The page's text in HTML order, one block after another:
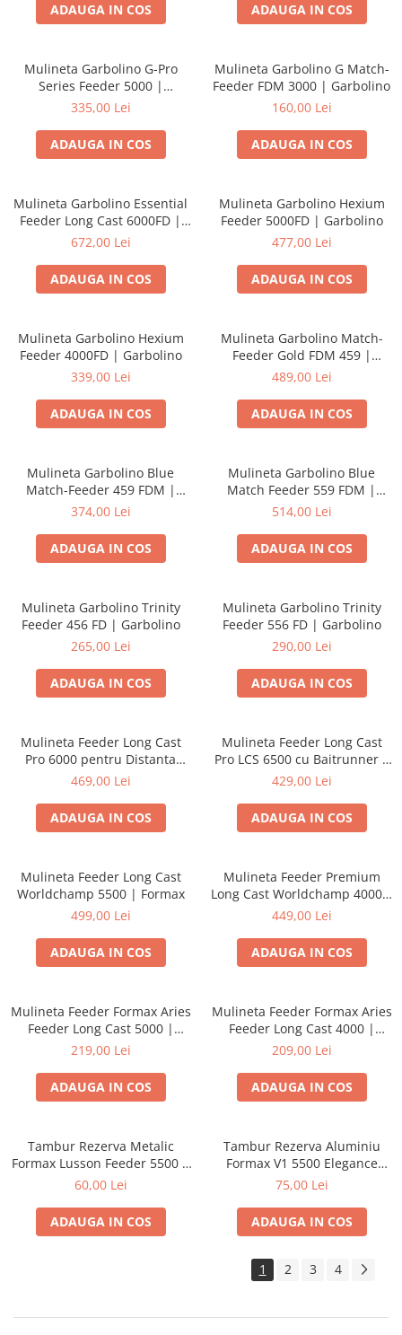
ADAUGA IN COS ADAUGA IN COS
Mulineta Garbolino G-Pro
Series Feeder 5000 |
Garbolino
335,00 Lei
ADAUGA IN COS
Mulineta Garbolino G Match-
Feeder FDM 3000 | Garbolino
160,00 Lei
ADAUGA IN COS
Mulineta Garbolino Essential
Feeder Long Cast 6000FD |
Garbolino
672,00 Lei
ADAUGA IN COS
Mulineta Garbolino Hexium
Feeder 5000FD | Garbolino
477,00 Lei
ADAUGA IN COS
Mulineta Garbolino Hexium
Feeder 4000FD | Garbolino
339,00 Lei
ADAUGA IN COS
Mulineta Garbolino Match-
Feeder Gold FDM 459 |
Garbolino
489,00 Lei
ADAUGA IN COS
Mulineta Garbolino Blue
Match-Feeder 459 FDM |
Garbolino
374,00 Lei
ADAUGA IN COS
Mulineta Garbolino Blue
Match Feeder 559 FDM |
Garbolino
514,00 Lei
ADAUGA IN COS
Mulineta Garbolino Trinity
Feeder 456 FD | Garbolino
265,00 Lei
ADAUGA IN COS
Mulineta Garbolino Trinity
Feeder 556 FD | Garbolino
290,00 Lei
ADAUGA IN COS
Mulineta Feeder Long Cast
Pro 6000 pentru Distanta
Mare |By Dome Team Feeder
469,00 Lei
ADAUGA IN COS
Mulineta Feeder Long Cast
Pro LCS 6500 cu Baitrunner |
By Dome Team Feeder
429,00 Lei
ADAUGA IN COS
Mulineta Feeder Long Cast
Worldchamp 5500 | Formax
499,00 Lei
ADAUGA IN COS
Mulineta Feeder Premium
Long Cast Worldchamp 4000 |
Formax
449,00 Lei
ADAUGA IN COS
Mulineta Feeder Formax Aries
Feeder Long Cast 5000 |
Formax
219,00 Lei
ADAUGA IN COS
Mulineta Feeder Formax Aries
Feeder Long Cast 4000 |
Formax
209,00 Lei
ADAUGA IN COS
Tambur Rezerva Metalic
Formax Lusson Feeder 5500 |
Formax
60,00 Lei
ADAUGA IN COS
Tambur Rezerva Aluminiu
Formax V1 5500 Elegance
Feeder Pro | Formax
75,00 Lei
ADAUGA IN COS
1 2 3 4